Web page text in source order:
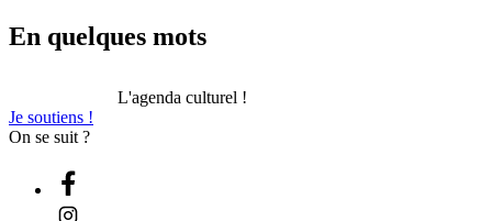
En quelques mots
L'agenda culturel !
Je soutiens !
On se suit ?